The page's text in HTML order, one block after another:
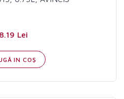
Lei
IN COŞ